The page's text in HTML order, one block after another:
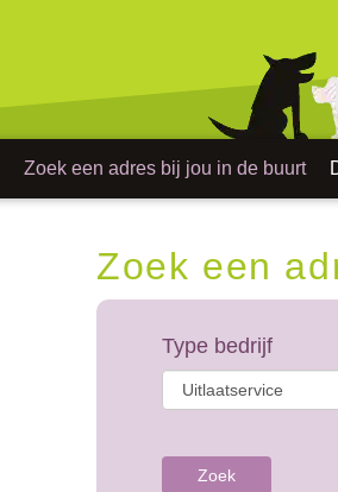
Zoek een adres bij jou in de buurt
Zoek een
Type bedrijf
Zoek